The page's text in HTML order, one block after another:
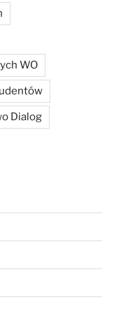
WO
Dialog